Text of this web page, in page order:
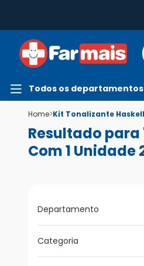
Todos os departamentos
Home>Kit Tonalizante
Resultado para
Com 1 Unidade
Departamento
Categoria